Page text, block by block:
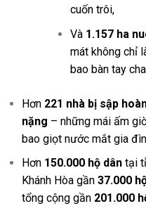
cuốn trôi,
Và 1.157 ha
mát không chỉ
bao bàn tay
Hơn 221 nhà bị sập
nặng – những mái ấm
bao giọt nước mắt gia
Hơn 150.000 hộ dântại
Khánh Hòa gần 37.000
tổng cộng gần 201.000